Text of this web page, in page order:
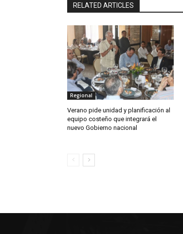
RELATED ARTICLES
Regional
Verano pide unidad y planificación al
equipo costeño que integrará el
nuevo Gobierno nacional